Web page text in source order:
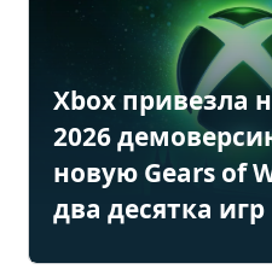
Xbox привезла
2026
новую Gears of
два десятка игр